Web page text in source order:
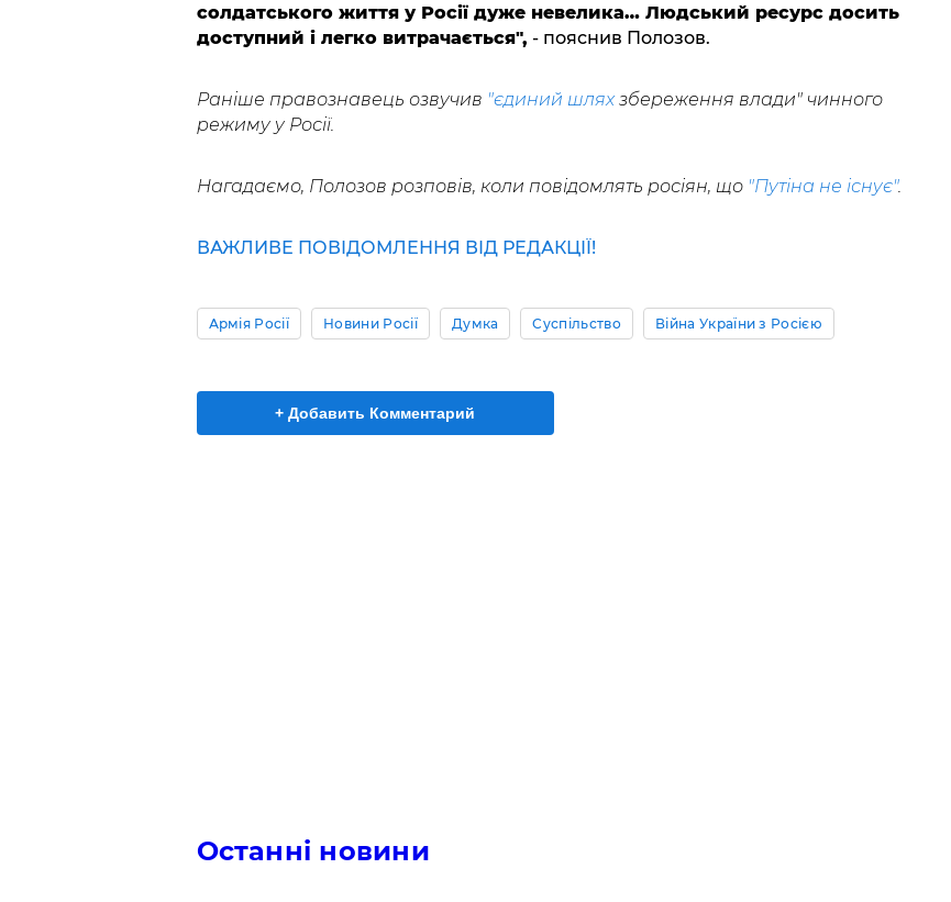
солдатського життя у Росії дуже невелика… Людський ресурс досить
доступний і легко витрачається", - пояснив Полозов.
Раніше правознавець озвучив "єдиний шляхзбереження влади" чинного
режиму у Росії.
Нагадаємо, Полозов розповів, коли повідомлять росіян, що"Путіна не існує".
ВАЖЛИВЕ ПОВІДОМЛЕННЯ ВІД РЕДАКЦІЇ!
Армія Росії Новини Росії Думка Суспільство Війна України з Росією
+ Добавить Комментарий
Останні новини